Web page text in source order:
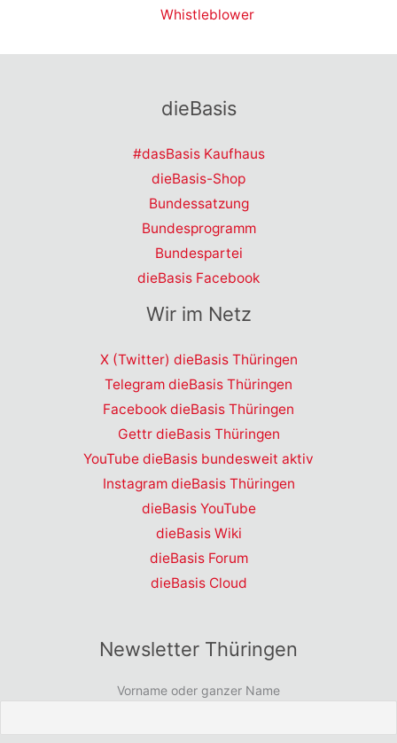
Whistleblower
dieBasis
#dasBasis Kaufhaus
dieBasis-Shop
Bundessatzung
Bundesprogramm
Bundespartei
dieBasis Facebook
Wir im Netz
X (Twitter) dieBasis Thüringen
Telegram dieBasis Thüringen
Facebook dieBasis Thüringen
Gettr dieBasis Thüringen
YouTube dieBasis bundesweit aktiv
Instagram dieBasis Thüringen
dieBasis YouTube
dieBasis Wiki
dieBasis Forum
dieBasis Cloud
Newsletter Thüringen
Vorname oder ganzer Name